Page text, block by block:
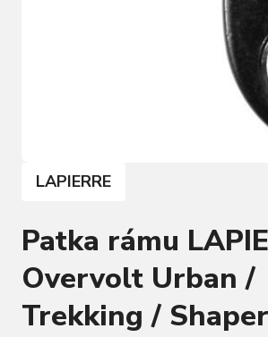
LAPIERRE
Patka rámu
Overvolt Urban /
Trekking /